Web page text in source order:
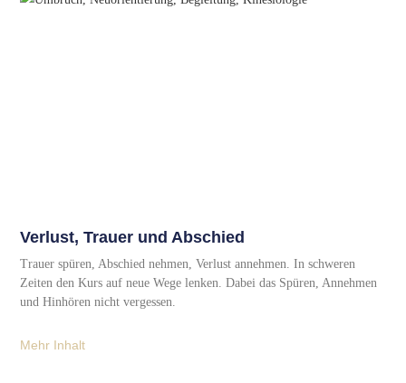
Verlust, Trauer und Abschied
Trauer spüren, Abschied nehmen, Verlust annehmen. In schweren
Zeiten den Kurs auf neue Wege lenken. Dabei das Spüren, Annehmen
und Hinhören nicht vergessen.
Mehr Inhalt